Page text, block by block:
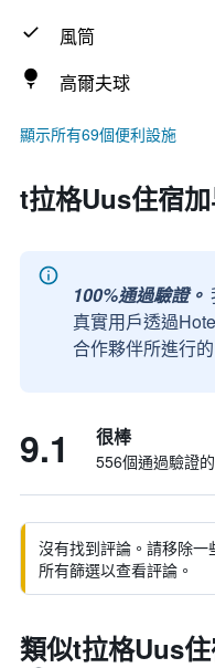
風筒
高爾夫球
顯示所有69個便利設施
t拉格Uus住宿
100%通過驗證。
真實用戶透過
合作夥伴所進行
9.1 很棒
556個通過驗證
沒有找到評論。請移除
所有篩選以查看評論。
類似t拉格Uus